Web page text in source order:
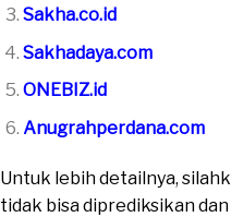
Sakha.co.id
Sakhadaya.com
ONEBIZ.id
Anugrahperdana.com
Untuk lebih detailnya,
tidak bisa diprediksikan